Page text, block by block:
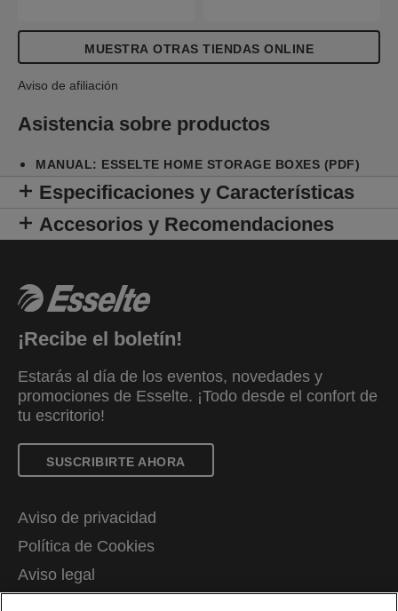
que las cajas se mantengan fuertes y protejan el
contenido.MUESTRA OTRAS TIENDAS ONLINE
Aviso de afiliación
Asistencia sobre productos
MANUAL: ESSELTE HOME STORAGE BOXES (PDF)
Especificaciones y Características
Accesorios y Recomendaciones
¡Recibe el boletín!
Estarás al día de los eventos, novedades y
promociones de Esselte. ¡Todo desde el confort de
tu escritorio!
SUSCRIBIRTE AHORA
Aviso de privacidad
Política de Cookies
Aviso legal